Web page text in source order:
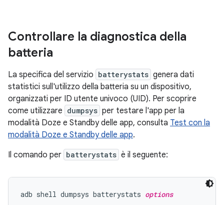
Controllare la diagnostica della
batteria
La specifica del servizio batterystats genera dati
statistici sull'utilizzo della batteria su un dispositivo,
organizzati per ID utente univoco (UID). Per scoprire
come utilizzare dumpsys per testare l'app per la
modalità Doze e Standby delle app, consulta Test con la
modalità Doze e Standby delle app.
Il comando per batterystats è il seguente:
adb shell dumpsys batterystats options